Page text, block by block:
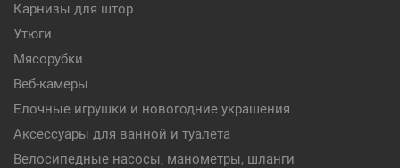
Карнизы для штор
Утюги
Мясорубки
Веб-камеры
Елочные игрушки и новогодние украшения
Аксессуары для ванной и туалета
Велосипедные насосы, манометры, шланги